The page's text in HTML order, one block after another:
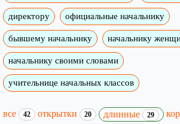
директору официальные начальнику
бывшему начальнику начальнику
начальнику своими словами
учительнице начальных классов
все 42 открытки 20 длинные 29